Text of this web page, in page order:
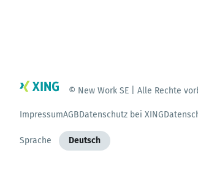
© New Work SE | Alle Rechte
ImpressumAGBDatenschutz bei XING
Sprache Deutsch